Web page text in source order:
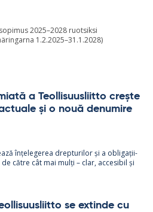
2025–2028 ruotsiksi
1.2.2025–31.1.2028)
a Teol­li­suus­liitto crește
și o nouă de­nu­mire
înțe­le­ge­rea drep­tu­ri­lor și a obli­gații­
către cât mai mulți – clar, acce­si­bil și
se ex­tinde cu